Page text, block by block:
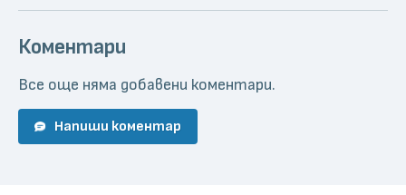
Коментари
Все още няма добавени коментари.
Напиши коментар